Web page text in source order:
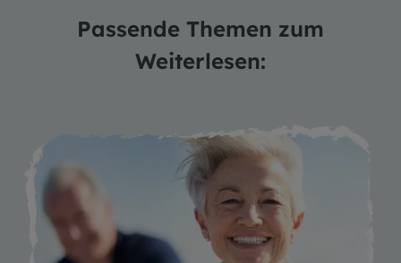
Passende Themen zum
Weiterlesen: